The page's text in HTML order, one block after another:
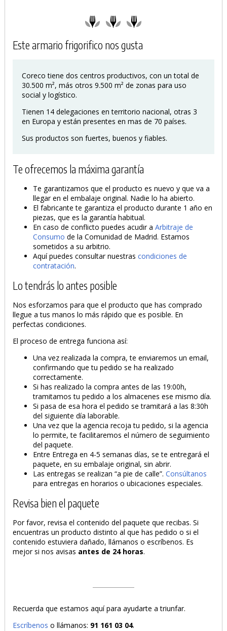
Este armario frigorifico nos gusta
Coreco tiene dos centros productivos, con un total de
30.500 m², más otros 9.500 m² de zonas para uso
social y logístico.
Tienen 14 delegaciones en territorio nacional, otras 3
en Europa y están presentes en mas de 70 países.
Sus productos son fuertes, buenos y fiables.
Te ofrecemos la máxima garantía
Te garantizamos que el producto es nuevo y que va a
llegar en el embalaje original. Nadie lo ha abierto.
El fabricante te garantiza el producto durante 1 año en
piezas, que es la garantía habitual.
En caso de conflicto puedes acudir aArbitraje de
Consumo de la Comunidad de Madrid. Estamos
sometidos a su arbitrio.
Aquí puedes consultar nuestrascondiciones de
contratación.
Lo tendrás lo antes posible
Nos esforzamos para que el producto que has comprado
llegue a tus manos lo más rápido que es posible. En
perfectas condiciones.
El proceso de entrega funciona así:
Una vez realizada la compra, te enviaremos un email,
confirmando que tu pedido se ha realizado
correctamente.
Si has realizado la compra antes de las 19:00h,
tramitamos tu pedido a los almacenes ese mismo día.
Si pasa de esa hora el pedido se tramitará a las 8:30h
del siguiente día laborable.
Una vez que la agencia recoja tu pedido, si la agencia
lo permite, te facilitaremos el número de seguimiento
del paquete.
Entre Entrega en 4-5 semanas días, se te entregará el
paquete, en su embalaje original, sin abrir.
Las entregas se realizan “a pie de calle”.Consúltanos
para entregas en horarios o ubicaciones especiales.
Revisa bien el paquete
Por favor, revisa el contenido del paquete que recibas. Si
encuentras un producto distinto al que has pedido o si el
contenido estuviera dañado, llámanos o escríbenos. Es
mejor si nos avisas antes de 24 horas.
Recuerda que estamos aquí para ayudarte a triunfar.
Escríbenos o llámanos: 91 161 03 04.